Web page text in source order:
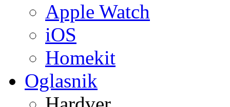
Apple Watch
iOS
Homekit
Oglasnik